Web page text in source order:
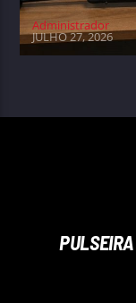
Administrador
JULHO 27, 2026